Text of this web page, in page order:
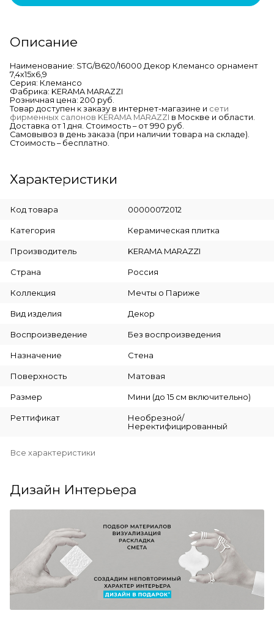
Описание
Наименование: STG/B620/16000 Декор Клемансо орнамент
7,4х15х6,9
Серия: Клемансо
Фабрика: KERAMA MARAZZI
Розничная цена: 200 руб.
Товар доступен к заказу в интернет-магазине и сети
фирменных салонов KERAMA MARAZZI в Москве и области.
Доставка от 1 дня. Стоимость – от 990 руб.
Самовывоз в день заказа (при наличии товара на складе).
Стоимость – бесплатно.
Характеристики
Код товара 00000072012
Категория Керамическая плитка
Производитель KERAMA MARAZZI
Страна Россия
Коллекция Мечты о Париже
Вид изделия Декор
Воспроизведение Без воспроизведения
Назначение Стена
Поверхность Матовая
Размер Мини (до 15 см включительно)
Реттификат
Необрезной/
Неректифицированный
Все характеристики
Дизайн Интерьера